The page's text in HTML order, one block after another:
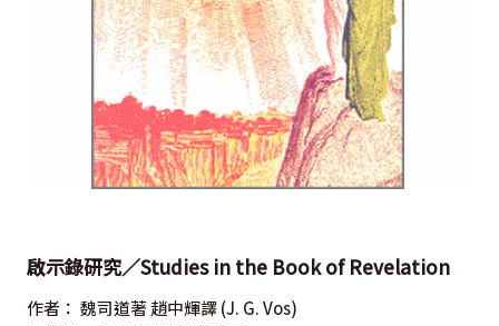
啟示錄研究／Studies in the Book of Revelation
作者： 魏司道著 趙中輝譯 (J. G. Vos)